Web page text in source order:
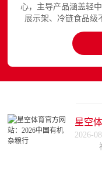
心，主导产品涵盖轻
展示架、冷链食品级
150至3000kg，产品
与国内外超过300家
供完整
星空
2026-